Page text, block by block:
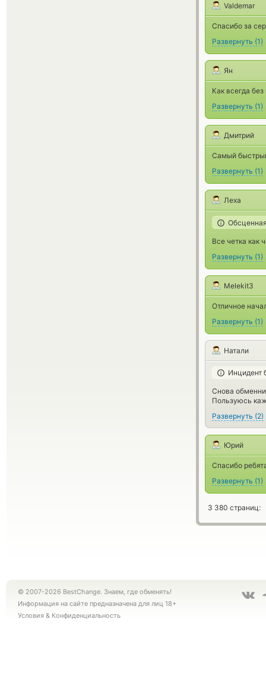
Valdemar
Спасибо за
Развернуть (1)
Ян
Как всегда
Развернуть (1)
Дмитрий
Самый
Развернуть (1)
Леха
Все четка как
Развернуть (1)
Melekit3
Отличное
Развернуть (1)
Натали
Инцидент
Снова
Пользуюсь
Развернуть (2)
Юрий
Спасибо
Развернуть (1)
3 380 страниц:
© 2007-2026 BestChange. Знаем, где обменять!
Информация на сайте предназначена для лиц 18+
Условия & Конфиденциальность